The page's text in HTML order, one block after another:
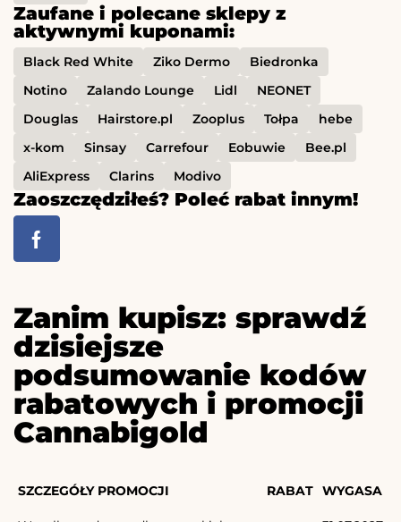
Zaufane i polecane sklepy z
aktywnymi kuponami:
Black Red White Ziko Dermo
Biedronka
Notino
Zalando Lounge Lidl
NEONET
Douglas
Hairstore.pl Zooplus Tołpa
hebe
x-kom
Sinsay Carrefour Eobuwie
Bee.pl
AliExpress
Clarins Modivo
Zaoszczędziłeś? Poleć rabat innym!
Zanim kupisz: sprawdź
dzisiejsze
podsumowanie kodów
rabatowych i promocji
Cannabigold
SZCZEGÓŁY PROMOCJI RABAT WYGASA